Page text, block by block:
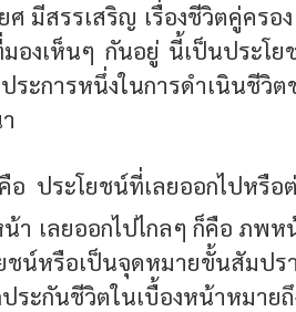
มีสรรเสริญ เรื่องชีวิตคู่ครอ
องเห็นๆ กันอยู่ นี้เป็นประโ
ะการหนึ่งในการดำเนินชี
ประโยชน์ที่เลยออกไปหรือ
า เลยออกไปไกลๆ ก็คือ ภพ
น์หรือเป็นจุดหมายขั้นสัมปร
ระกันชีวิตในเบื้องหน้าหมาย